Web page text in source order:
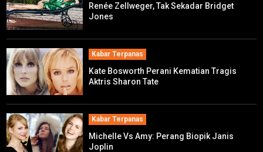
Renée Zellweger, Tak Sekadar Bridget
Jones
Kabar Terpanas
Kate Bosworth Perani Kematian Tragis
Aktris Sharon Tate
Kabar Terpanas
Michelle Vs Amy: Perang Biopik Janis
Joplin